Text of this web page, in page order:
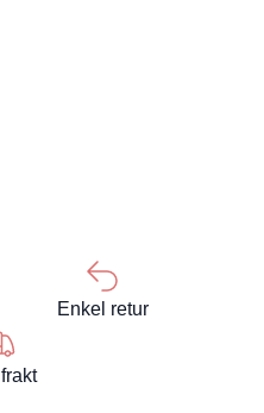
Enkel retur